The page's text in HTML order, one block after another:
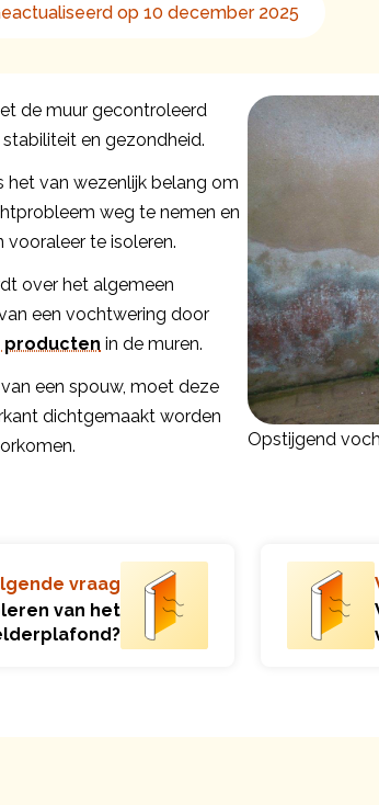
op 10 december 2025
de muur gecontroleerd
en gezondheid.
het van wezenlijk belang om
weg te nemen en
te isoleren.
over het algemeen
een vochtwering door
in de muren.
een spouw, moet deze
dichtgemaakt worden
Opstijgend
vraag
van het